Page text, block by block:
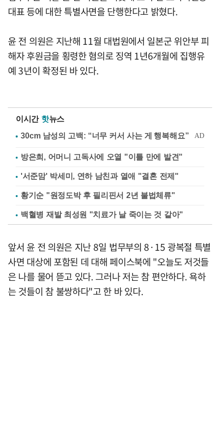
대표 등에 대한 특별사면을 단행한다고 밝혔다.
윤 전 의원은 지난해 11월 대법원에서 일본군 위안부 피
해자 후원금을 횡령한 혐의로 징역 1년6개월에 집행유
예 3년이 확정된 바 있다.
이시간 핫뉴스
방은희, 어머니 고독사에 오열 "이틀 만에 발견"
'서준맘' 박세미, 연하 남친과 열애 "결혼 전제"
황기순 "원정도박 후 필리핀서 2년 불법체류"
백혈병 재발 최성원 "치료가 날 죽이는 것 같아"
앞서 윤 전 의원은 지난 8일 법무부의 8·15 광복절 특별
사면 대상에 포함된 데 대해 페이스북에 "오늘도 저것들
은 나를 물어 뜯고 있다. 그러나 저는 참 편안하다. 욕하
는 것들이 참 불쌍하다"고 한 바 있다.